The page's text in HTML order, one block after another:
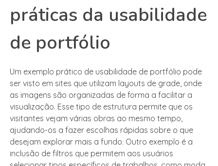
práticas da usabilidade
de portfólio
Um exemplo prático de usabilidade de portfólio pode
ser visto em sites que utilizam layouts de grade, onde
as imagens são organizadas de forma a facilitar a
visualização. Esse tipo de estrutura permite que os
visitantes vejam várias obras ao mesmo tempo,
ajudando-os a fazer escolhas rápidas sobre o que
desejam explorar mais a fundo. Outro exemplo é a
inclusão de filtros que permitem aos usuários